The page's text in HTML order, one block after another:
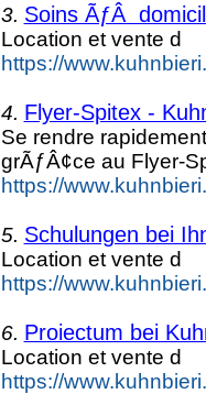
3. Soins ÃƒÂ
Location et vente d
https://
4. Flyer-Spitex -
Se rendre
grÃƒÂ¢ce au Flyer-
https://
5. Schulungen bei
Location et vente d
https://
6. Proiectum bei
Location et vente d
https://